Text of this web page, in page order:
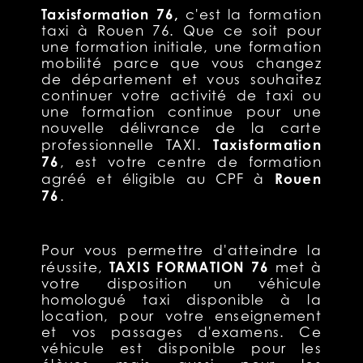
Taxisformation 76, c'est la formation
taxi à Rouen 76. Que ce soit pour
une formation initiale, une formation
mobilité parce que vous changez
de département et vous souhaitez
continuer votre activité de taxi ou
une formation continue pour une
nouvelle délivrance de la carte
professionnelle TAXI.Taxisformation
76 , est votre centre de formation
agréé et éligible au CPF à Rouen
76 .
Pour vous permettre d'atteindre la
réussite, TAXIS FORMATION 76 met à
votre disposition un véhicule
homologué taxi disponible à la
location, pour votre enseignement
et vos passages d'examens. Ce
véhicule est disponible pour les